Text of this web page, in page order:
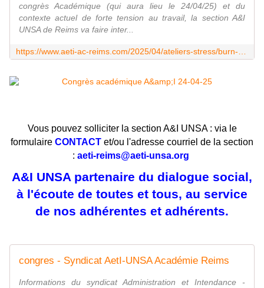
congrès Académique (qui aura lieu le 24/04/25) et du
contexte actuel de forte tension au travail, la section A&I
UNSA de Reims va faire inter...
Vous pouvez solliciter la section A&I UNSA : via le
formulaire CONTACT et/ou l'adresse courriel de la section
: aeti-reims@aeti-unsa.org
A&I UNSA partenaire du dialogue social,
à l'écoute de toutes et tous, au service
de nos adhérentes et adhérents.
congres - Syndicat AetI-UNSA Académie Reims
Informations du syndicat Administration et Intendance -